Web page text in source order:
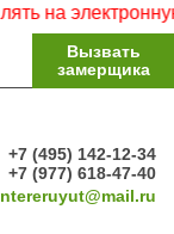
электронную
Вызвать
замерщика
+7 (495) 142-12-34
+7 (977) 618-47-40